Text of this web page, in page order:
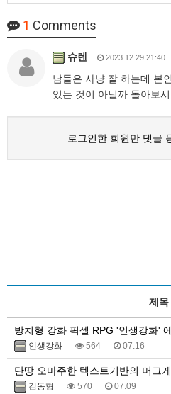
1 Comments
슈렌 2023.12.29 21:40
남들은 사냥 잘 하는데 본
있는 것이 아닐까 돌아보
로그인한 회원만 댓글
제목
방치형 강화 픽셀 RPG '인생강화'
인생강화 564 07.16
김동형 570 07.09